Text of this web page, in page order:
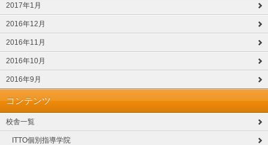
2017年1月
2016年12月
2016年11月
2016年10月
2016年9月
コンテンツ
校舎一覧
ITTO個別指導学院